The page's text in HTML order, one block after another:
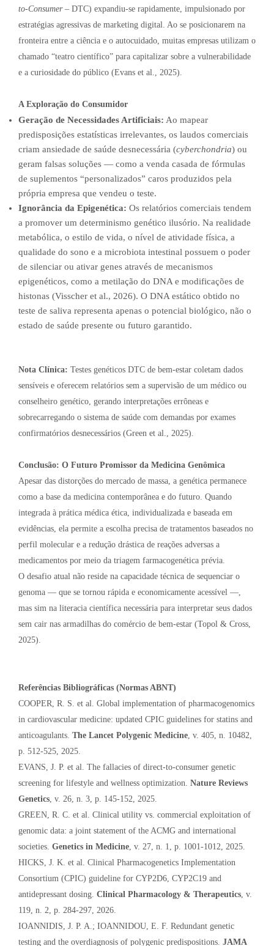
to-Consumer– DTC) expandiu-se rapidamente, impulsionado por
estratégias agressivas de marketing digital. Ao se posicionarem na
fronteira entre a ciência e o autocuidado, muitas empresas utilizam o
chamado “teatro científico” para capitalizar sobre a vulnerabilidade
e a curiosidade do público (Evans et al., 2025).
A Exploração do Consumidor
Geração de Necessidades Artificiais: Ao mapear
predisposições estatísticas irrelevantes, os laudos comerciais
criam ansiedade de saúde desnecessária (cyberchondria) ou
geram falsas soluções — como a venda casada de fórmulas
de suplementos “personalizados” caros produzidos pela
própria empresa que vendeu o teste.
Ignorância da Epigenética: Os relatórios comerciais tendem
a promover um determinismo genético ilusório. Na realidade
metabólica, o estilo de vida, o nível de atividade física, a
qualidade do sono e a microbiota intestinal possuem o poder
de silenciar ou ativar genes através de mecanismos
epigenéticos, como a metilação do DNA e modificações de
histonas (Visscher et al., 2026). O DNA estático obtido no
teste de saliva representa apenas o potencial biológico, não o
estado de saúde presente ou futuro garantido.
Nota Clínica: Testes genéticos DTC de bem-estar coletam dados
sensíveis e oferecem relatórios sem a supervisão de um médico ou
conselheiro genético, gerando interpretações errôneas e
sobrecarregando o sistema de saúde com demandas por exames
confirmatórios desnecessários (Green et al., 2025).
Conclusão: O Futuro Promissor da Medicina Genômica
Apesar das distorções do mercado de massa, a genética permanece
como a base da medicina contemporânea e do futuro. Quando
integrada à prática médica ética, individualizada e baseada em
evidências, ela permite a escolha precisa de tratamentos baseados no
perfil molecular e a redução drástica de reações adversas a
medicamentos por meio da triagem farmacogenética prévia.
O desafio atual não reside na capacidade técnica de sequenciar o
genoma — que se tornou rápida e economicamente acessível —,
mas sim na literacia científica necessária para interpretar seus dados
sem cair nas armadilhas do comércio de bem-estar (Topol & Cross,
2025).
Referências Bibliográficas (Normas ABNT)
COOPER, R. S. et al. Global implementation of pharmacogenomics
in cardiovascular medicine: updated CPIC guidelines for statins and
anticoagulants. The Lancet Polygenic Medicine, v. 405, n. 10482,
p. 512-525, 2025.
EVANS, J. P. et al. The fallacies of direct-to-consumer genetic
screening for lifestyle and wellness optimization. Nature Reviews
Genetics, v. 26, n. 3, p. 145-152, 2025.
GREEN, R. C. et al. Clinical utility vs. commercial exploitation of
genomic data: a joint statement of the ACMG and international
societies. Genetics in Medicine, v. 27, n. 1, p. 1001-1012, 2025.
HICKS, J. K. et al. Clinical Pharmacogenetics Implementation
Consortium (CPIC) guideline for CYP2D6, CYP2C19 and
antidepressant dosing. Clinical Pharmacology & Therapeutics, v.
119, n. 2, p. 284-297, 2026.
IOANNIDIS, J. P. A.; IOANNIDOU, E. F. Redundant genetic
testing and the overdiagnosis of polygenic predispositions. JAMA